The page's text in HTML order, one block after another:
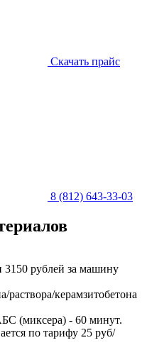
Скачать прайс
8 (812) 643-33-03
3150 рублей за машину
керамзитобетона
(миксера) - 60 минут.
по тарифу 25 руб/